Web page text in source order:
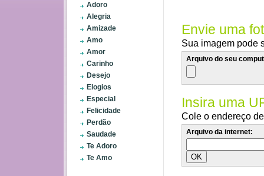
Adoro
Alegria
Amizade
Amo
Amor
Carinho
Desejo
Elogios
Especial
Felicidade
Perdão
Saudade
Te Adoro
Te Amo
Envie uma
Sua imagem pode
Arquivo do seu
Insira uma
Cole o endereço
Arquivo da internet: